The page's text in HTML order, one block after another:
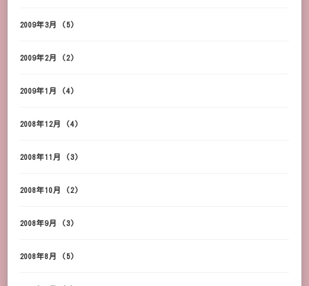
2009年3月 (5)
2009年2月 (2)
2009年1月 (4)
2008年12月 (4)
2008年11月 (3)
2008年10月 (2)
2008年9月 (3)
2008年8月 (5)